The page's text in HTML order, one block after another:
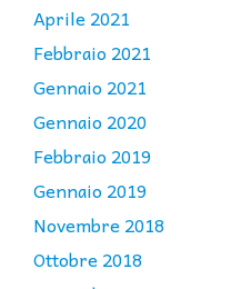
Aprile 2021
Febbraio 2021
Gennaio 2021
Gennaio 2020
Febbraio 2019
Gennaio 2019
Novembre 2018
Ottobre 2018